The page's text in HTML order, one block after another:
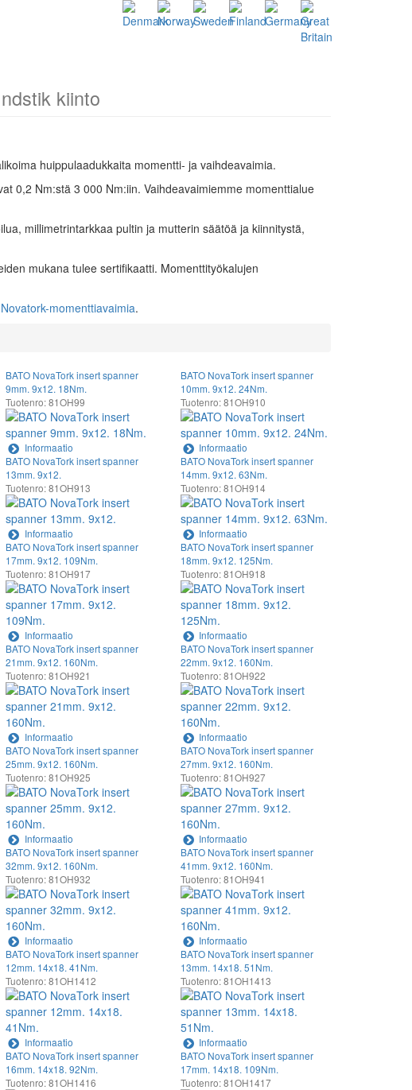
kiinto
huippulaadukkaita momentti- ja vaihdeavaimia.
0,2 Nm:stä 3 000 Nm:iin. Vaihdeavaimiemme momenttialue
millimetrintarkkaa pultin ja mutterin säätöä ja kiinnitystä,
mukana tulee sertifikaatti. Momenttityökalujen
Novatork-momenttiavaimia.
BATO NovaTork insert spanner
9mm. 9x12. 18Nm.
Tuotenro: 81OH99
Informaatio
BATO NovaTork insert spanner
10mm. 9x12. 24Nm.
Tuotenro: 81OH910
Informaatio
BATO NovaTork insert spanner
13mm. 9x12.
Tuotenro: 81OH913
Informaatio
BATO NovaTork insert spanner
14mm. 9x12. 63Nm.
Tuotenro: 81OH914
Informaatio
BATO NovaTork insert spanner
17mm. 9x12. 109Nm.
Tuotenro: 81OH917
Informaatio
BATO NovaTork insert spanner
18mm. 9x12. 125Nm.
Tuotenro: 81OH918
Informaatio
BATO NovaTork insert spanner
21mm. 9x12. 160Nm.
Tuotenro: 81OH921
Informaatio
BATO NovaTork insert spanner
22mm. 9x12. 160Nm.
Tuotenro: 81OH922
Informaatio
BATO NovaTork insert spanner
25mm. 9x12. 160Nm.
Tuotenro: 81OH925
Informaatio
BATO NovaTork insert spanner
27mm. 9x12. 160Nm.
Tuotenro: 81OH927
Informaatio
BATO NovaTork insert spanner
32mm. 9x12. 160Nm.
Tuotenro: 81OH932
Informaatio
BATO NovaTork insert spanner
41mm. 9x12. 160Nm.
Tuotenro: 81OH941
Informaatio
BATO NovaTork insert spanner
12mm. 14x18. 41Nm.
Tuotenro: 81OH1412
Informaatio
BATO NovaTork insert spanner
13mm. 14x18. 51Nm.
Tuotenro: 81OH1413
Informaatio
BATO NovaTork insert spanner
16mm. 14x18. 92Nm.
Tuotenro: 81OH1416
BATO NovaTork insert spanner
17mm. 14x18. 109Nm.
Tuotenro: 81OH1417